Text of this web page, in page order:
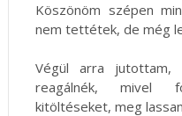
Köszönöm szépen
nem tettétek, de még
Végül arra jutottam,
reagálnék, mivel
kitöltéseket, meg